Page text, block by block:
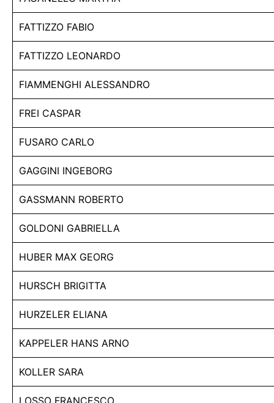
FATTIZZO FABIO
FATTIZZO LEONARDO
FIAMMENGHI ALESSANDRO
FREI CASPAR
FUSARO CARLO
GAGGINI INGEBORG
GASSMANN ROBERTO
GOLDONI GABRIELLA
HUBER MAX GEORG
HURSCH BRIGITTA
HURZELER ELIANA
KAPPELER HANS ARNO
KOLLER SARA
LOSSO FRANCESCO